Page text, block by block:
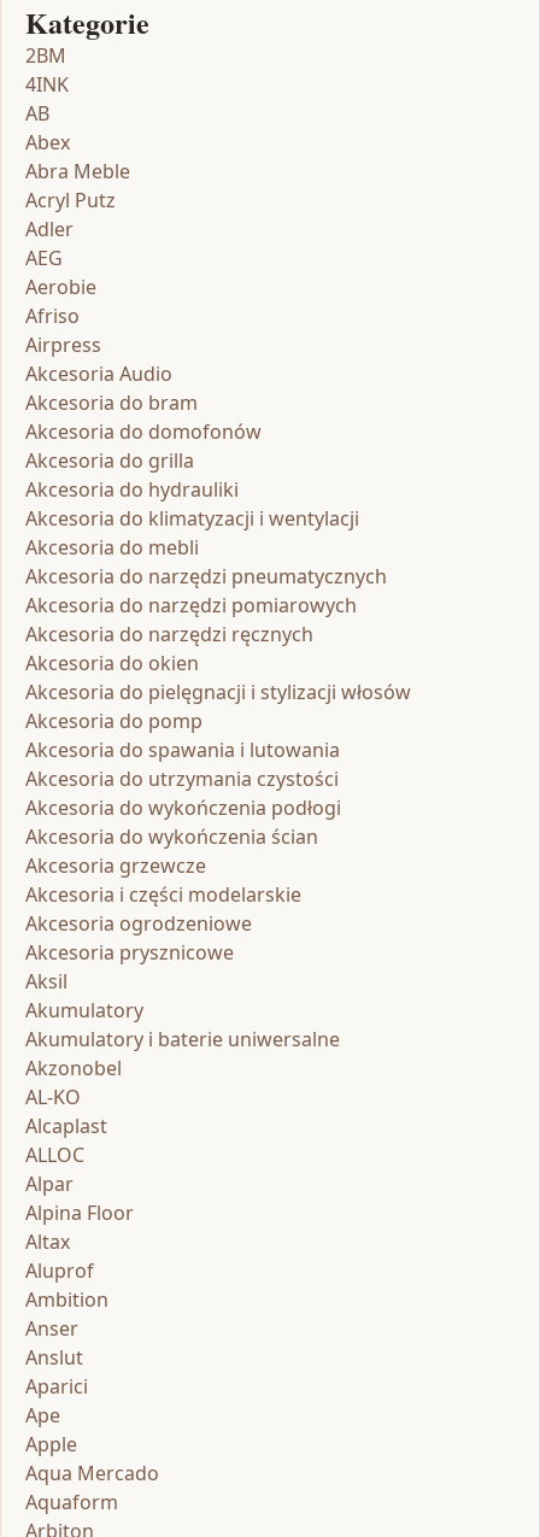
Kategorie
2BM
4INK
AB
Abex
Abra Meble
Acryl Putz
Adler
AEG
Aerobie
Afriso
Airpress
Akcesoria Audio
Akcesoria do bram
Akcesoria do domofonów
Akcesoria do grilla
Akcesoria do hydrauliki
Akcesoria do klimatyzacji i wentylacji
Akcesoria do mebli
Akcesoria do narzędzi pneumatycznych
Akcesoria do narzędzi pomiarowych
Akcesoria do narzędzi ręcznych
Akcesoria do okien
Akcesoria do pielęgnacji i stylizacji włosów
Akcesoria do pomp
Akcesoria do spawania i lutowania
Akcesoria do utrzymania czystości
Akcesoria do wykończenia podłogi
Akcesoria do wykończenia ścian
Akcesoria grzewcze
Akcesoria i części modelarskie
Akcesoria ogrodzeniowe
Akcesoria prysznicowe
Aksil
Akumulatory
Akumulatory i baterie uniwersalne
Akzonobel
AL-KO
Alcaplast
ALLOC
Alpar
Alpina Floor
Altax
Aluprof
Ambition
Anser
Anslut
Aparici
Ape
Apple
Aqua Mercado
Aquaform
Arbiton